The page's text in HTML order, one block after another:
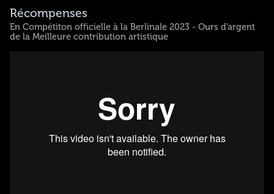
Récompenses
En Compétiton officielle à la Berlinale 2023 - Ours d'argent
de la Meilleure contribution artistique